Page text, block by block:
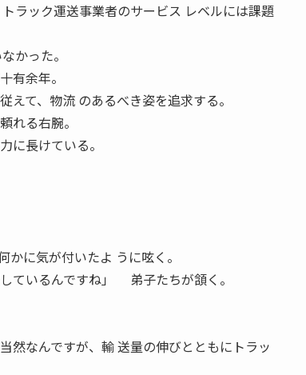
ラック運送事業者のサービス レベルには課題
かった。
有余年。
て、物流 のあるべき姿を追求する。
る右腕。
長けている。
に気が付いたよ うに呟く。
ているんですね」 弟子たちが頷く。
然なんですが、輸 送量の伸びとともにトラッ